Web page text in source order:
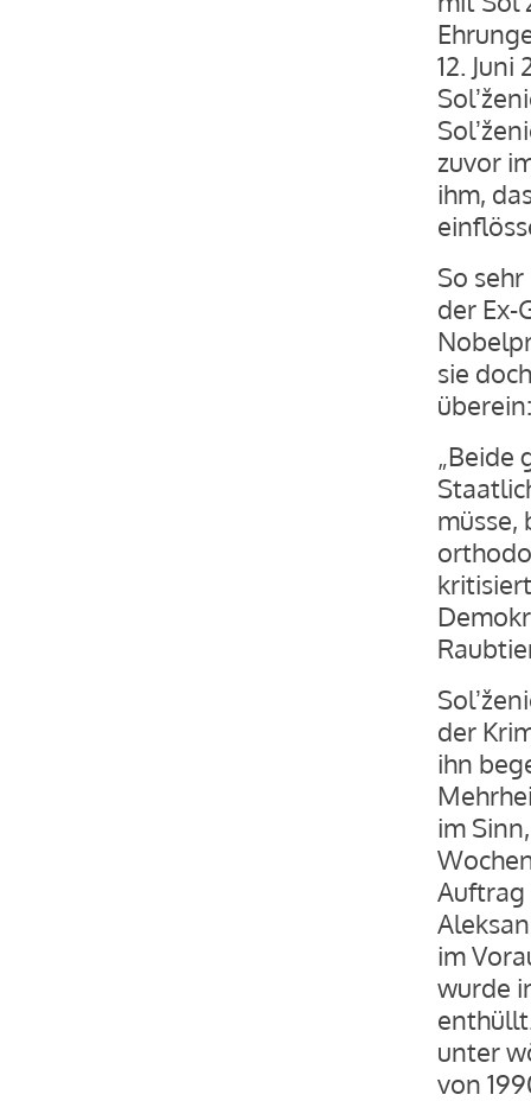
12.
zuvor
ihm,
So
der Ex-
sie
überein:
müsse,
der
ihn
im
Auftrag
im
wurde
unter
von